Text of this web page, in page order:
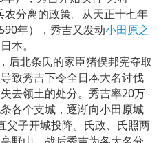
分离的政策。从天正十七年
年），秀吉又发动小田原之
本。
北条氏的家臣猪俣邦宪夺取
致秀吉下令全日本大名讨伐
去领土的处分。秀吉率20万
各个支城，逐渐向小田原城
父子开城投降。氏政、氏照两